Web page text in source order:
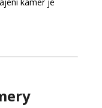
kamer je